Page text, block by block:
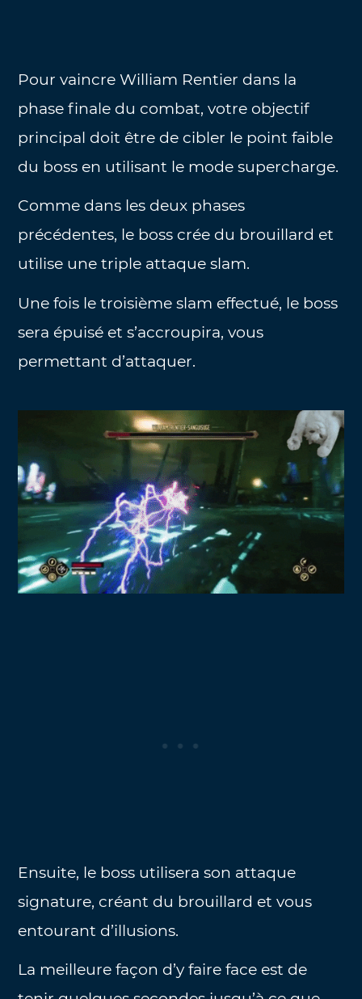
Pour vaincre William Rentier dans la
phase finale du combat, votre objectif
principal doit être de cibler le point faible
du boss en utilisant le mode supercharge.
Comme dans les deux phases
précédentes, le boss crée du brouillard et
utilise une triple attaque slam.
Une fois le troisième slam effectué, le boss
sera épuisé et s’accroupira, vous
permettant d’attaquer.
Ensuite, le boss utilisera son attaque
signature, créant du brouillard et vous
entourant d’illusions.
La meilleure façon d’y faire face est de